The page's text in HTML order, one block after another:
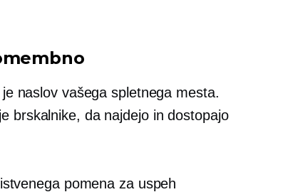
naslov vašega spletnega mesta.
brskalnike, da najdejo in dostopajo
pomena za uspeh